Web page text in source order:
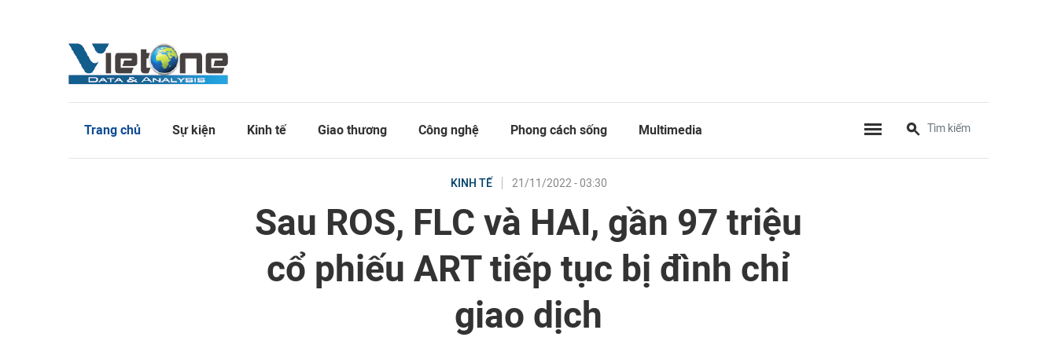
Trang chủ Sự kiện Kinh tế Giao thương Công nghệ Phong cách sống Multimedia
KINH TẾ 21/11/2022 - 03:30
Sau ROS, FLC và HAI, gần 97 triệu
cổ phiếu ART tiếp tục bị đình chỉ
giao dịch